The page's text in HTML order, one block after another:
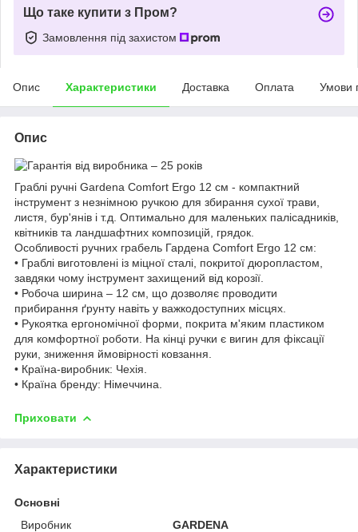
Що таке купити з Пром?
Замовлення під захистом
Опис Характеристики Доставка Оплата Умови
Опис
Граблі ручні Gardena Comfort Ergo 12 см - компактний
інструмент з незнімною ручкою для збирання сухої трави,
листя, бур'янів і т.д. Оптимально для маленьких палісадників,
квітників та ландшафтних композицій, грядок.
Особливості ручних грабель Гардена Comfort Ergo 12 см:
• Граблі виготовлені із міцної сталі, покритої дюропластом,
завдяки чому інструмент захищений від корозії.
• Робоча ширина – 12 см, що дозволяє проводити
прибирання ґрунту навіть у важкодоступних місцях.
• Рукоятка ергономічної форми, покрита м'яким пластиком
для комфортної роботи. На кінці ручки є вигин для фіксації
руки, зниження ймовірності ковзання.
• Країна-виробник: Чехія.
• Країна бренду: Німеччина.
Приховати
Характеристики
Основні
Виробник
GARDENA